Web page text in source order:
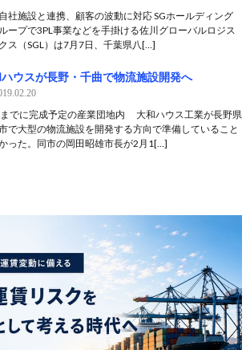
社施設と連携、顧客の波動に対応 SGホールディング
ープで3PL事業などを手掛ける佐川グローバルロジス
ス（SGL）は7月7日、千葉県八[…]
ウスが長野・千曲で物流施設開発へ
でに完成予定の産業団地内 大和ハウス工業が長野県
で大型の物流施設を開発する方向で準備していること
った。同市の岡田昭雄市長が2月1[…]